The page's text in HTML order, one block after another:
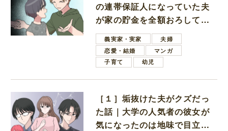
の連帯保証人になっていた夫
が家の貯金を全額おろしてほ
しいと言ってきた
義実家・実家
夫婦
恋愛・結婚
マンガ
子育て
幼児
［１］垢抜けた夫がクズだっ
た話｜大学の人気者の彼女が
気になったのは地味で目立た